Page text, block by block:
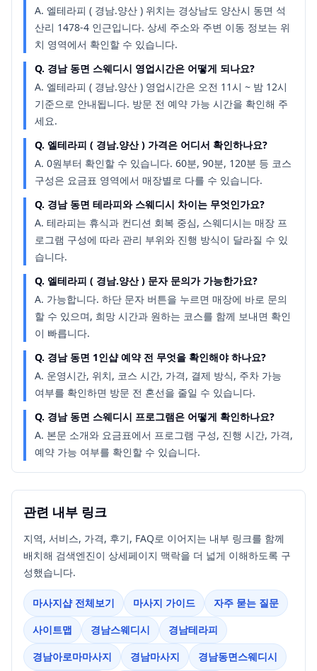
A. 엘테라피 ( 경남.양산 ) 위치는 경상남도 양산시 동면 석
산리 1478-4 인근입니다. 상세 주소와 주변 이동 정보는 위
치 영역에서 확인할 수 있습니다.
Q. 경남 동면 스웨디시 영업시간은 어떻게 되나요?
A. 엘테라피 ( 경남.양산 ) 영업시간은 오전 11시 ~ 밤 12시
기준으로 안내됩니다. 방문 전 예약 가능 시간을 확인해 주
세요.
Q. 엘테라피 ( 경남.양산 ) 가격은 어디서 확인하나요?
A. 0원부터 확인할 수 있습니다. 60분, 90분, 120분 등 코스
구성은 요금표 영역에서 매장별로 다를 수 있습니다.
Q. 경남 동면 테라피와 스웨디시 차이는 무엇인가요?
A. 테라피는 휴식과 컨디션 회복 중심, 스웨디시는 매장 프
로그램 구성에 따라 관리 부위와 진행 방식이 달라질 수 있
습니다.
Q. 엘테라피 ( 경남.양산 ) 문자 문의가 가능한가요?
A. 가능합니다. 하단 문자 버튼을 누르면 매장에 바로 문의
할 수 있으며, 희망 시간과 원하는 코스를 함께 보내면 확인
이 빠릅니다.
Q. 경남 동면 1인샵 예약 전 무엇을 확인해야 하나요?
A. 운영시간, 위치, 코스 시간, 가격, 결제 방식, 주차 가능
여부를 확인하면 방문 전 혼선을 줄일 수 있습니다.
Q. 경남 동면 스웨디시 프로그램은 어떻게 확인하나요?
A. 본문 소개와 요금표에서 프로그램 구성, 진행 시간, 가격,
예약 가능 여부를 확인할 수 있습니다.
관련 내부 링크
지역, 서비스, 가격, 후기, FAQ로 이어지는 내부 링크를 함께
배치해 검색엔진이 상세페이지 맥락을 더 넓게 이해하도록 구
성했습니다.
마사지샵 전체보기 마사지 가이드
자주 묻는 질문
사이트맵
경남스웨디시
경남테라피
경남아로마마사지
경남마사지 경남동면스웨디시